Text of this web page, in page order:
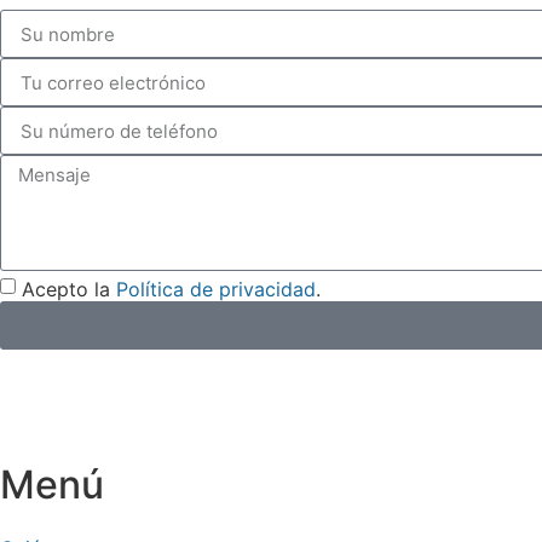
Acepto la Política de privacidad.
Menú